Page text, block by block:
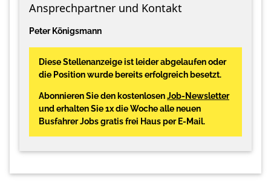
Ansprechpartner und Kontakt
Peter Königsmann
Diese Stellenanzeige ist leider abgelaufen oder
die Position wurde bereits erfolgreich besetzt.
Abonnieren Sie den kostenlosenJob-Newsletter
und erhalten Sie 1x die Woche alle neuen
Busfahrer Jobs gratis frei Haus per E-Mail.